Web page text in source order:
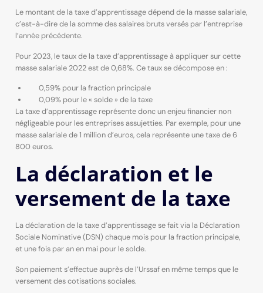
Le montant de la taxe d’apprentissage dépend de la masse salariale,
c’est-à-dire de la somme des salaires bruts versés par l’entreprise
l’année précédente.
Pour 2023, le taux de la taxe d’apprentissage à appliquer sur cette
masse salariale 2022 est de 0,68%. Ce taux se décompose en :
0,59% pour la fraction principale
0,09% pour le « solde » de la taxe
La taxe d’apprentissage représente donc un enjeu financier non
négligeable pour les entreprises assujetties. Par exemple, pour une
masse salariale de 1 million d’euros, cela représente une taxe de 6
800 euros.
La déclaration et le
versement de la taxe
La déclaration de la taxe d’apprentissage se fait via la Déclaration
Sociale Nominative (DSN) chaque mois pour la fraction principale,
et une fois par an en mai pour le solde.
Son paiement s’effectue auprès de l’Urssaf en même temps que le
versement des cotisations sociales.